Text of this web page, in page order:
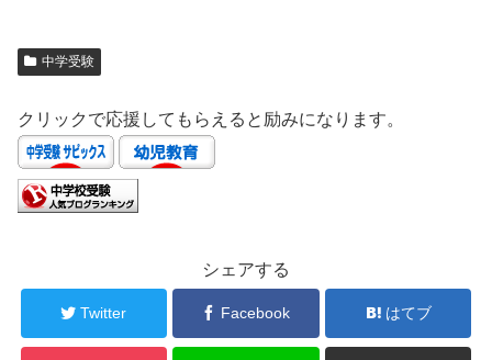
中学受験
クリックで応援してもらえると励みになります。
シェアする
Twitter Facebook はてブ